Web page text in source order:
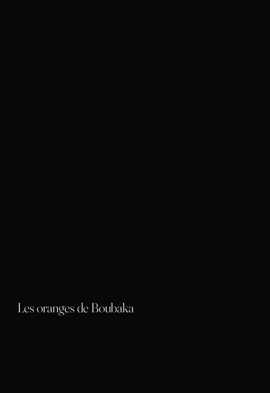
Les oranges de Boubaka